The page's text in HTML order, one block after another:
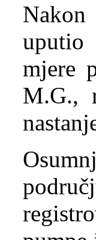
uputio
mjere
M.G.,